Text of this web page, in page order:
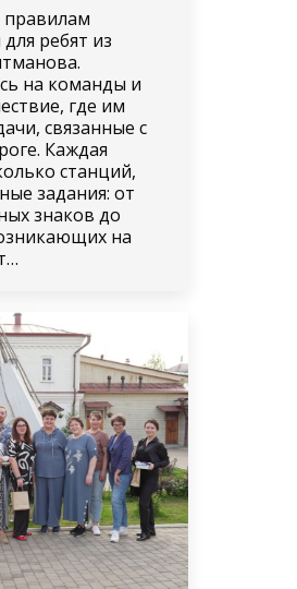
ребят из
на команды и
где им
связанные с
Каждая
станций,
задания: от
знаков до
на